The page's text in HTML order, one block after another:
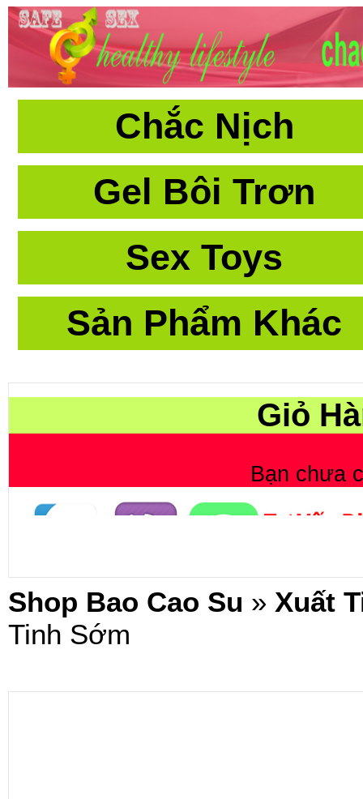
Chắc Nịch
Gel Bôi Trơn
Sex Toys
Sản Phẩm Khác
Giỏ
Bạn chưa
Shop Bao Cao Su » Xuất
Tinh Sớm